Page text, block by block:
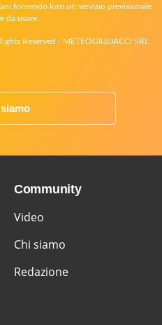
fornendo loro un servizio previsionale
da usare.
Reserved - METEOGIULIACCI SRL
Community
Video
Chi siamo
Redazione